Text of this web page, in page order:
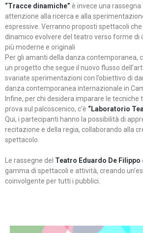
“Tracce dinamiche” è invece una
attenzione alla ricerca e alla
espressive. Verranno proposti spettacoli
dinamico evolvere del teatro verso forme di
più moderne e originali
Per gli amanti della danza contemporanea,
un progetto che segue il nuovo flusso
svariate sperimentazioni con l’obiettivo di
danza contemporanea internazionale in
Infine, per chi desidera imparare le
prova sul palcoscenico, c’è “Laboratorio
Qui, i partecipanti hanno la possibilità di
recitazione e della regia, collaborando alla
spettacolo.
Le rassegne del Teatro Eduardo De Filippo
gamma di spettacoli e attività, creando
coinvolgente per tutti i pubblici.